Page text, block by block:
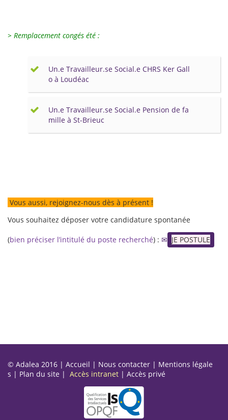
> Remplacement congés été :
Un.e Travailleur.se Social.e CHRS Ker Gall
o à Loudéac
Un.e Travailleur.se Social.e Pension de fa
mille à St-Brieuc
Vous aussi, rejoignez-nous dès à présent !
Vous souhaitez déposer votre candidature spontanée
(bien préciser l’intitulé du poste recherché) : JE POSTULE
© Adalea 2016 | Accueil | Nous contacter | Mentions légale
s | Plan du site | Accès intranet | Accès privé